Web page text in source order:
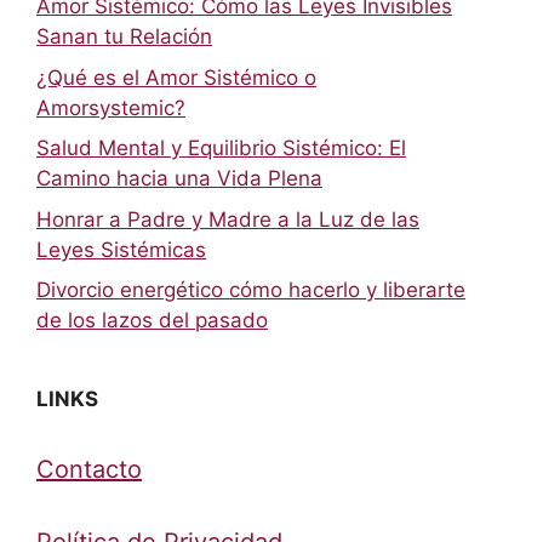
Amor Sistémico: Cómo las Leyes Invisibles
Sanan tu Relación
¿Qué es el Amor Sistémico o
Amorsystemic?
Salud Mental y Equilibrio Sistémico: El
Camino hacia una Vida Plena
Honrar a Padre y Madre a la Luz de las
Leyes Sistémicas
Divorcio energético cómo hacerlo y liberarte
de los lazos del pasado
LINKS
Contacto